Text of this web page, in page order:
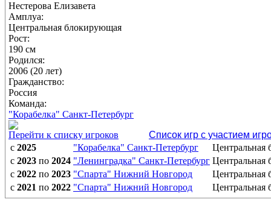
Нестерова Елизавета
Амплуа:
Центральная блокирующая
Рост:
190 см
Родился:
2006 (20 лет)
Гражданство:
Россия
Команда:
"Корабелка" Санкт-Петербург
Перейти к списку игроков
Список игр с участием
с 2025 "Корабелка" Санкт-Петербург
Центральная
с 2023 по 2024 "Ленинградка" Санкт-Петербург Центральная
с 2022 по 2023 "Спарта" Нижний Новгород
Центральная
с 2021 по 2022 "Спарта" Нижний Новгород Центральная